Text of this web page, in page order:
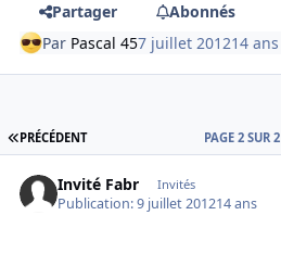
Partager
Abonnés
Par Pascal 457 juillet 201214 ans
PREMIÈRE PAGE
PRÉCÉDENT PAGE 2 SUR 2
Invité Fabr Invités
Publication:9 juillet 201214 ans